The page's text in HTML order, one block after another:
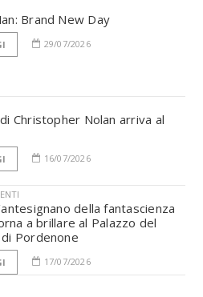
Brand New Day
29/07/2026
Christopher Nolan arriva al
16/07/2026
della fantascienza
a brillare al Palazzo del
Pordenone
17/07/2026